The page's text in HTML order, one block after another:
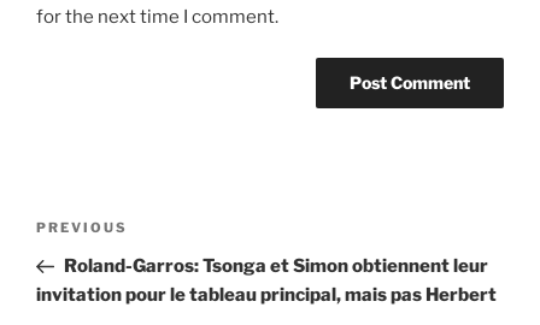
for the next time I comment.
Previous
Post
PREVIOUS
Roland-Garros: Tsonga et Simon obtiennent leur
invitation pour le tableau principal, mais pas Herbert